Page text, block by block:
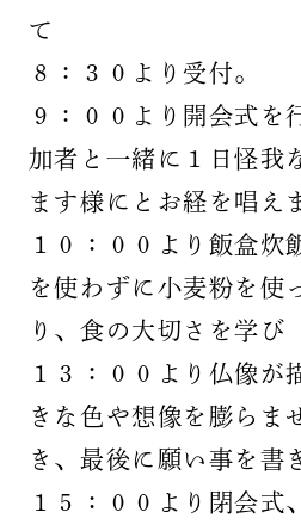
て
８：３０より受付。
９：００より開会式を
加者と一緒に１日怪我
ます様にとお経を唱え
１０：００より飯盒炊
を使わずに小麦粉を使
り、食の大切さを学び
１３：００より仏像が
きな色や想像を膨らま
き、最後に願い事を書
１５：００より閉会式